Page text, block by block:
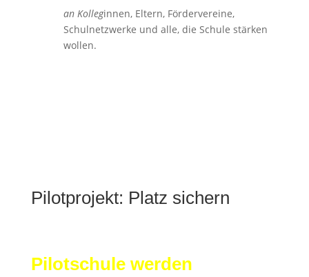
an Kolleginnen, Eltern, Fördervereine,
Schulnetzwerke und alle, die Schule stärken
wollen.
Pilotprojekt: Platz sichern
Pilotschule werden